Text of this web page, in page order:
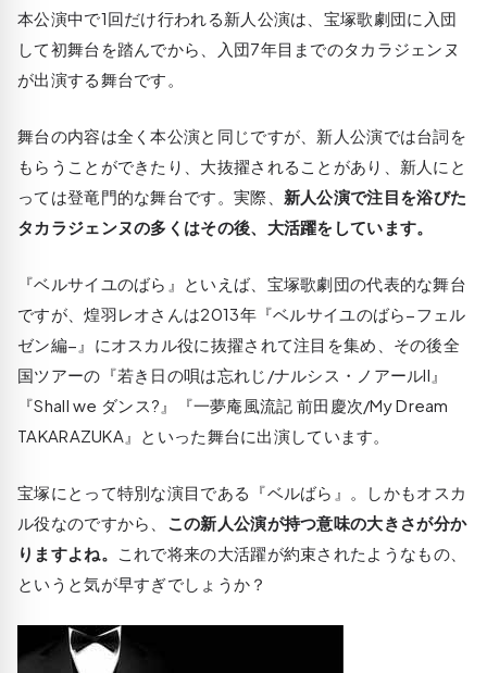
本公演中で1回だけ行われる新人公演は、宝塚歌劇団に入団
して初舞台を踏んでから、入団7年目までのタカラジェンヌ
が出演する舞台です。
舞台の内容は全く本公演と同じですが、新人公演では台詞を
もらうことができたり、大抜擢されることがあり、新人にと
っては登竜門的な舞台です。実際、 新人公演で注目を浴びた
タカラジェンヌの多くはその後、大活躍をしています。
『ベルサイユのばら』といえば、宝塚歌劇団の代表的な舞台
ですが、煌羽レオさんは2013年『ベルサイユのばら−フェル
ゼン編−』にオスカル役に抜擢されて注目を集め、その後全
国ツアーの『若き日の唄は忘れじ/ナルシス・ノアールII』
『Shall we ダンス?』『一夢庵風流記 前田慶次/My Dream
TAKARAZUKA』といった舞台に出演しています。
宝塚にとって特別な演目である 『ベルばら』 。しかもオスカ
ル役なのですから、 この新人公演が持つ意味の大きさが分か
りますよね。
これで将来の大活躍が約束されたようなもの、
というと気が早すぎでしょうか？